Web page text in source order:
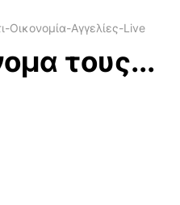
Οικονομία-Αγγελίες-Live
τους...